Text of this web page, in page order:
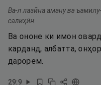
Ва-л лазӣна аману ва
салиҳӣн.
Ва ононе ки имон
карданд, албатта,
дарорем.
29:9